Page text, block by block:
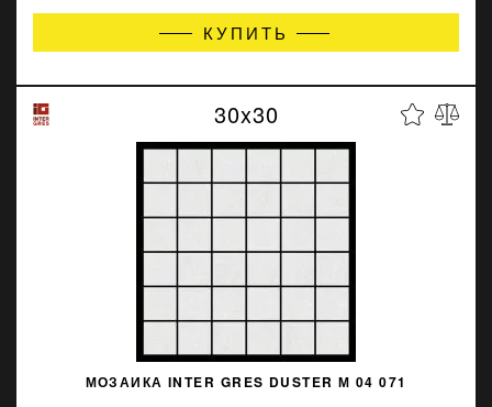
КУПИТЬ
30x30
МОЗАИКА INTER GRES DUSTER М 04 071